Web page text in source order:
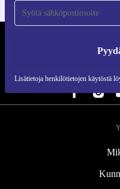
Lisätietoja henkilötietojen käytöstä